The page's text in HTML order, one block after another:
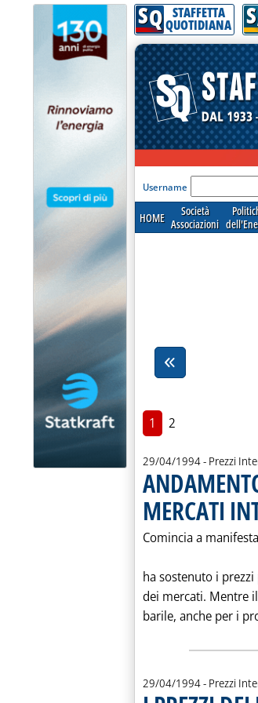
SQ STAFFETTA
QUOTIDIANA S
'Modulo
Username
HOME
Società
Associazioni
1 2
29/04/1994- Prezzi
MERCATI
Comincia a
ha sostenuto i
dei mercati. Mentre
barile, anche per i
29/04/1994- Prezzi